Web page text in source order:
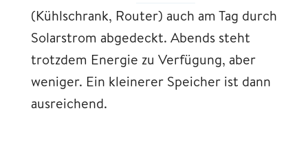
(Kühlschrank, Router) auch am Tag durch
Solarstrom abgedeckt. Abends steht
trotzdem Energie zu Verfügung, aber
weniger. Ein kleinerer Speicher ist dann
ausreichend.